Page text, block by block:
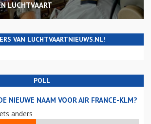
LUCHTVAART
VAN LUCHTVAARTNIEUWS.NL!
POLL
NIEUWE NAAM VOOR AIR FRANCE-KLM?
anders